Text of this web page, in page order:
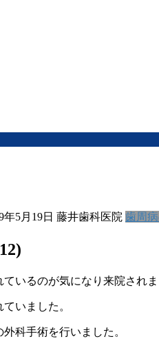
年5月19日 藤井歯科医院 歯周
いるのが気になり来院されま
いました。
科手術を行いました。